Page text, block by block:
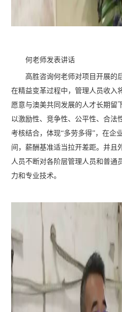
何老师发表讲话
高胜咨询何老师对项目开展的后
在精益变革过程中，管理人员收入
愿意与澳美共同发展的人才长期留
以激励性、竞争性、公平性、合法
考核结合，体现“多劳多得”，在企
间，薪酬基准适当拉开差距。并且
人员不断对各阶层管理人员和普通
力和专业技术。